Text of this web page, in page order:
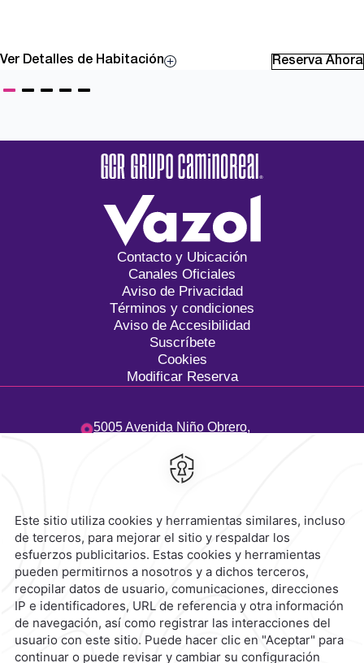
Ver Detalles de Habitación Reserva Ahora
Contacto y Ubicación
Canales Oficiales
Aviso de Privacidad
Términos y condiciones
Aviso de Accesibilidad
Suscríbete
Cookies
Modificar Reserva
5005 Avenida Niño Obrero,
33 3134 2424
contacto@caminoreal.com
reservaciones@caminoreal.com